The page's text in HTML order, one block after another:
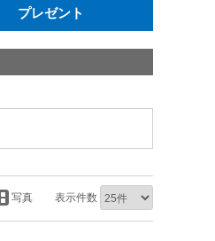
プレゼント
写真 表示件数